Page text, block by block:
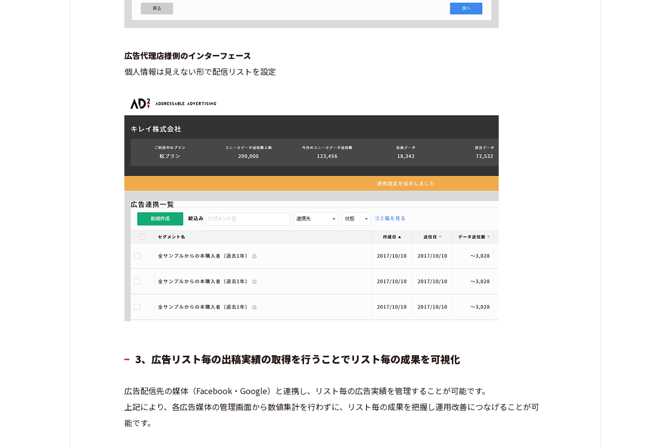
広告代理店様側のインターフェース
個人情報は見えない形で配信リストを設定
3、広告リスト毎の出稿実績の取得を行うことでリスト毎の成果を可視化
広告配信先の媒体（Facebook・Google）と連携し、リスト毎の広告実績を管理することが可能です。
上記により、各広告媒体の管理画面から数値集計を行わずに、リスト毎の成果を把握し運用改善につなげることが可
能です。